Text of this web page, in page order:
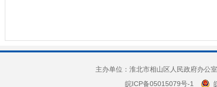
主办单位：淮北市相山区人民政府办
皖ICP备05015079号-1